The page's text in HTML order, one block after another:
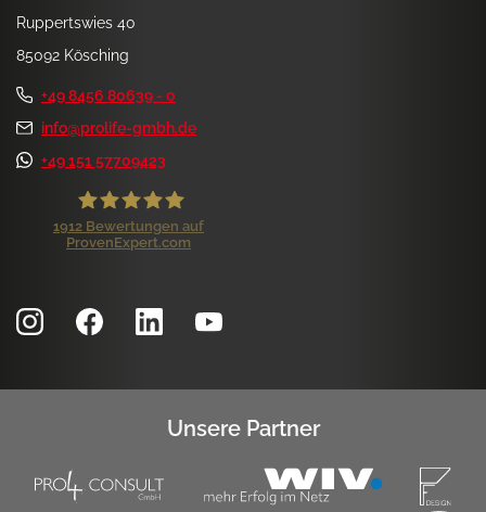
Ruppertswies 40
85092 Kösching
+49 8456 80639 - 0
info@prolife-gmbh.de
+49 151 57709423
1912 Bewertungen auf
ProvenExpert.com
Unsere Partner
Bewertungen auf
ProvenExpert.com
740
Bewertungen von 7
anderen Quellen